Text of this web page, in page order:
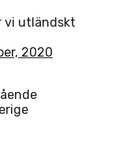
vi utländskt
2020